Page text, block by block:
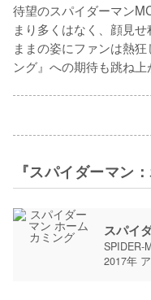
待望のスパイダーマン
まり多くはなく、顔見
ままの姿にファンは熱
ング』への期待も跳ね上
『スパイダーマン
スパイ
SPIDER-
2017年